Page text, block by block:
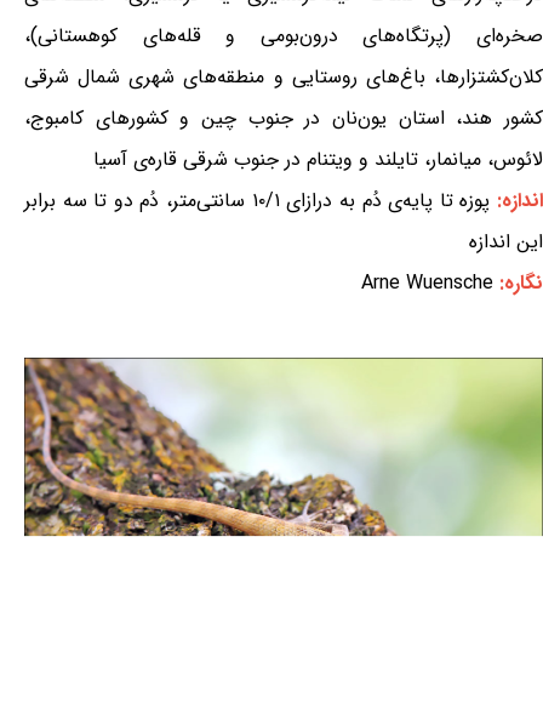
صخره‌ای (پرتگاه‌های درون‌بومی و قله‌های کوهستانی)،
کلان‌کشتزارها، باغ‌های روستایی و منطقه‌های شهری شمال شرقی
کشور هند، استان یون‌نان در جنوب چین و کشورهای کامبوج،
لائوس، میانمار، تایلند و ویتنام در جنوب شرقی قاره‌ی آسیا
اندازه:
پوزه تا پایه‌ی دُم به درازای ۱۰/۱ سانتی‌متر، دُم دو تا سه برابر
این اندازه
نگاره: Arne Wuensche